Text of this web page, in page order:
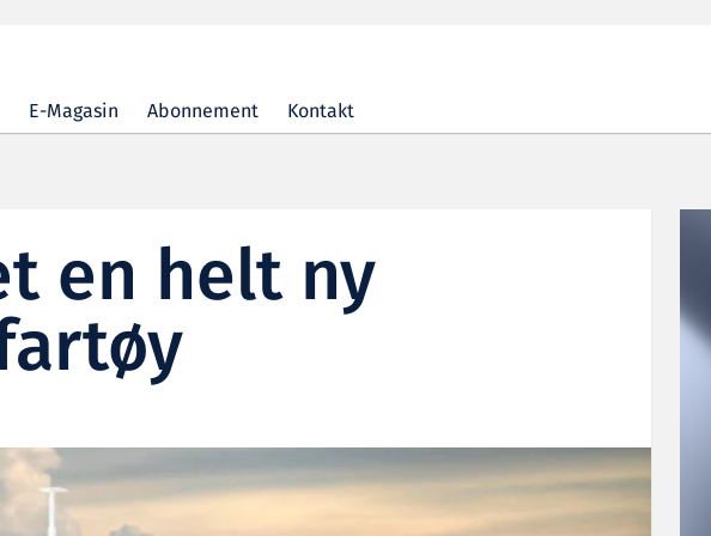
E-Magasin Abonnement Kontakt
en helt ny